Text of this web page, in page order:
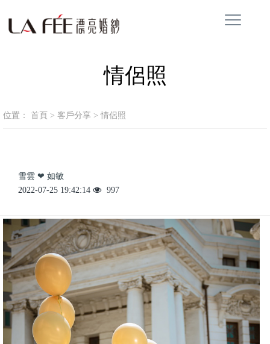
情侶照
位置： 首頁 > 客戶分享 > 情侶照
雪雲 ❤ 如敏
2022-07-25 19:42:14 997